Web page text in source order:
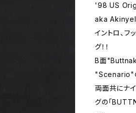
'98 US
aka
イントロ、
グ！！
B面
"Scenario"
両面共にナ
グの「